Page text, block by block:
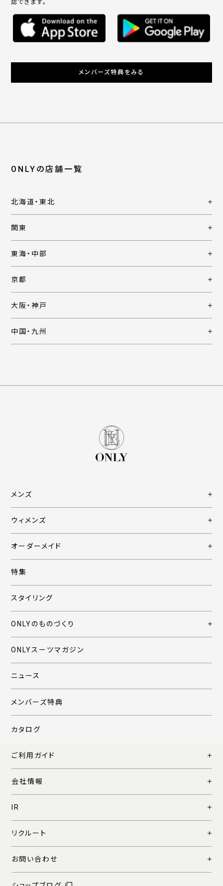
認できます。
メンバーズ特典をみる
ONLYの店舗一覧
北海道・東北
関東
東海・中部
京都
大阪・神戸
中国・九州
メンズ
ウィメンズ
オーダーメイド
特集
スタイリング
ONLYのものづくり
ONLYスーツマガジン
ニュース
メンバーズ特典
カタログ
ご利用ガイド
会社情報
IR
リクルート
お問い合わせ